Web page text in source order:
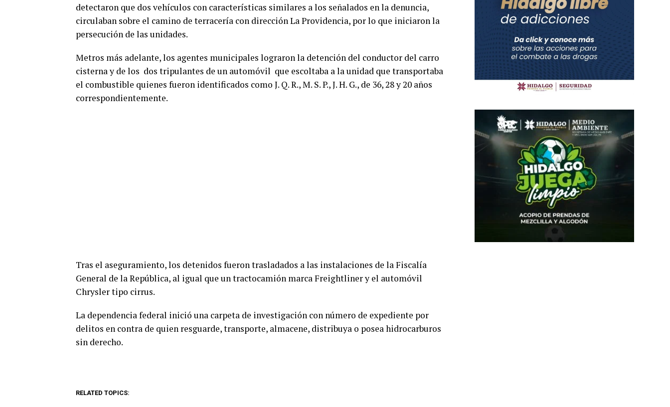
detectaron que dos vehículos con características similares a los señalados en la denuncia,
circulaban sobre el camino de terracería con dirección La Providencia, por lo que iniciaron la
persecución de las unidades.
Metros más adelante, los agentes municipales lograron la detención del conductor del carro
cisterna y de los dos tripulantes de un automóvil que escoltaba a la unidad que transportaba
el combustible quienes fueron identificados como J. Q. R., M. S. P., J. H. G., de 36, 28 y 20 años
correspondientemente.
Tras el aseguramiento, los detenidos fueron trasladados a las instalaciones de la Fiscalía
General de la República, al igual que un tractocamión marca Freightliner y el automóvil
Chrysler tipo cirrus.
La dependencia federal inició una carpeta de investigación con número de expediente por
delitos en contra de quien resguarde, transporte, almacene, distribuya o posea hidrocarburos
sin derecho.
RELATED TOPICS: